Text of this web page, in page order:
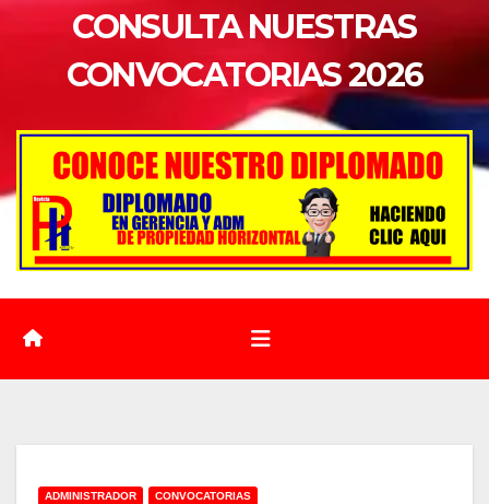
CONSULTA NUESTRAS
CONVOCATORIAS 2026
ADMINISTRADOR CONVOCATORIAS